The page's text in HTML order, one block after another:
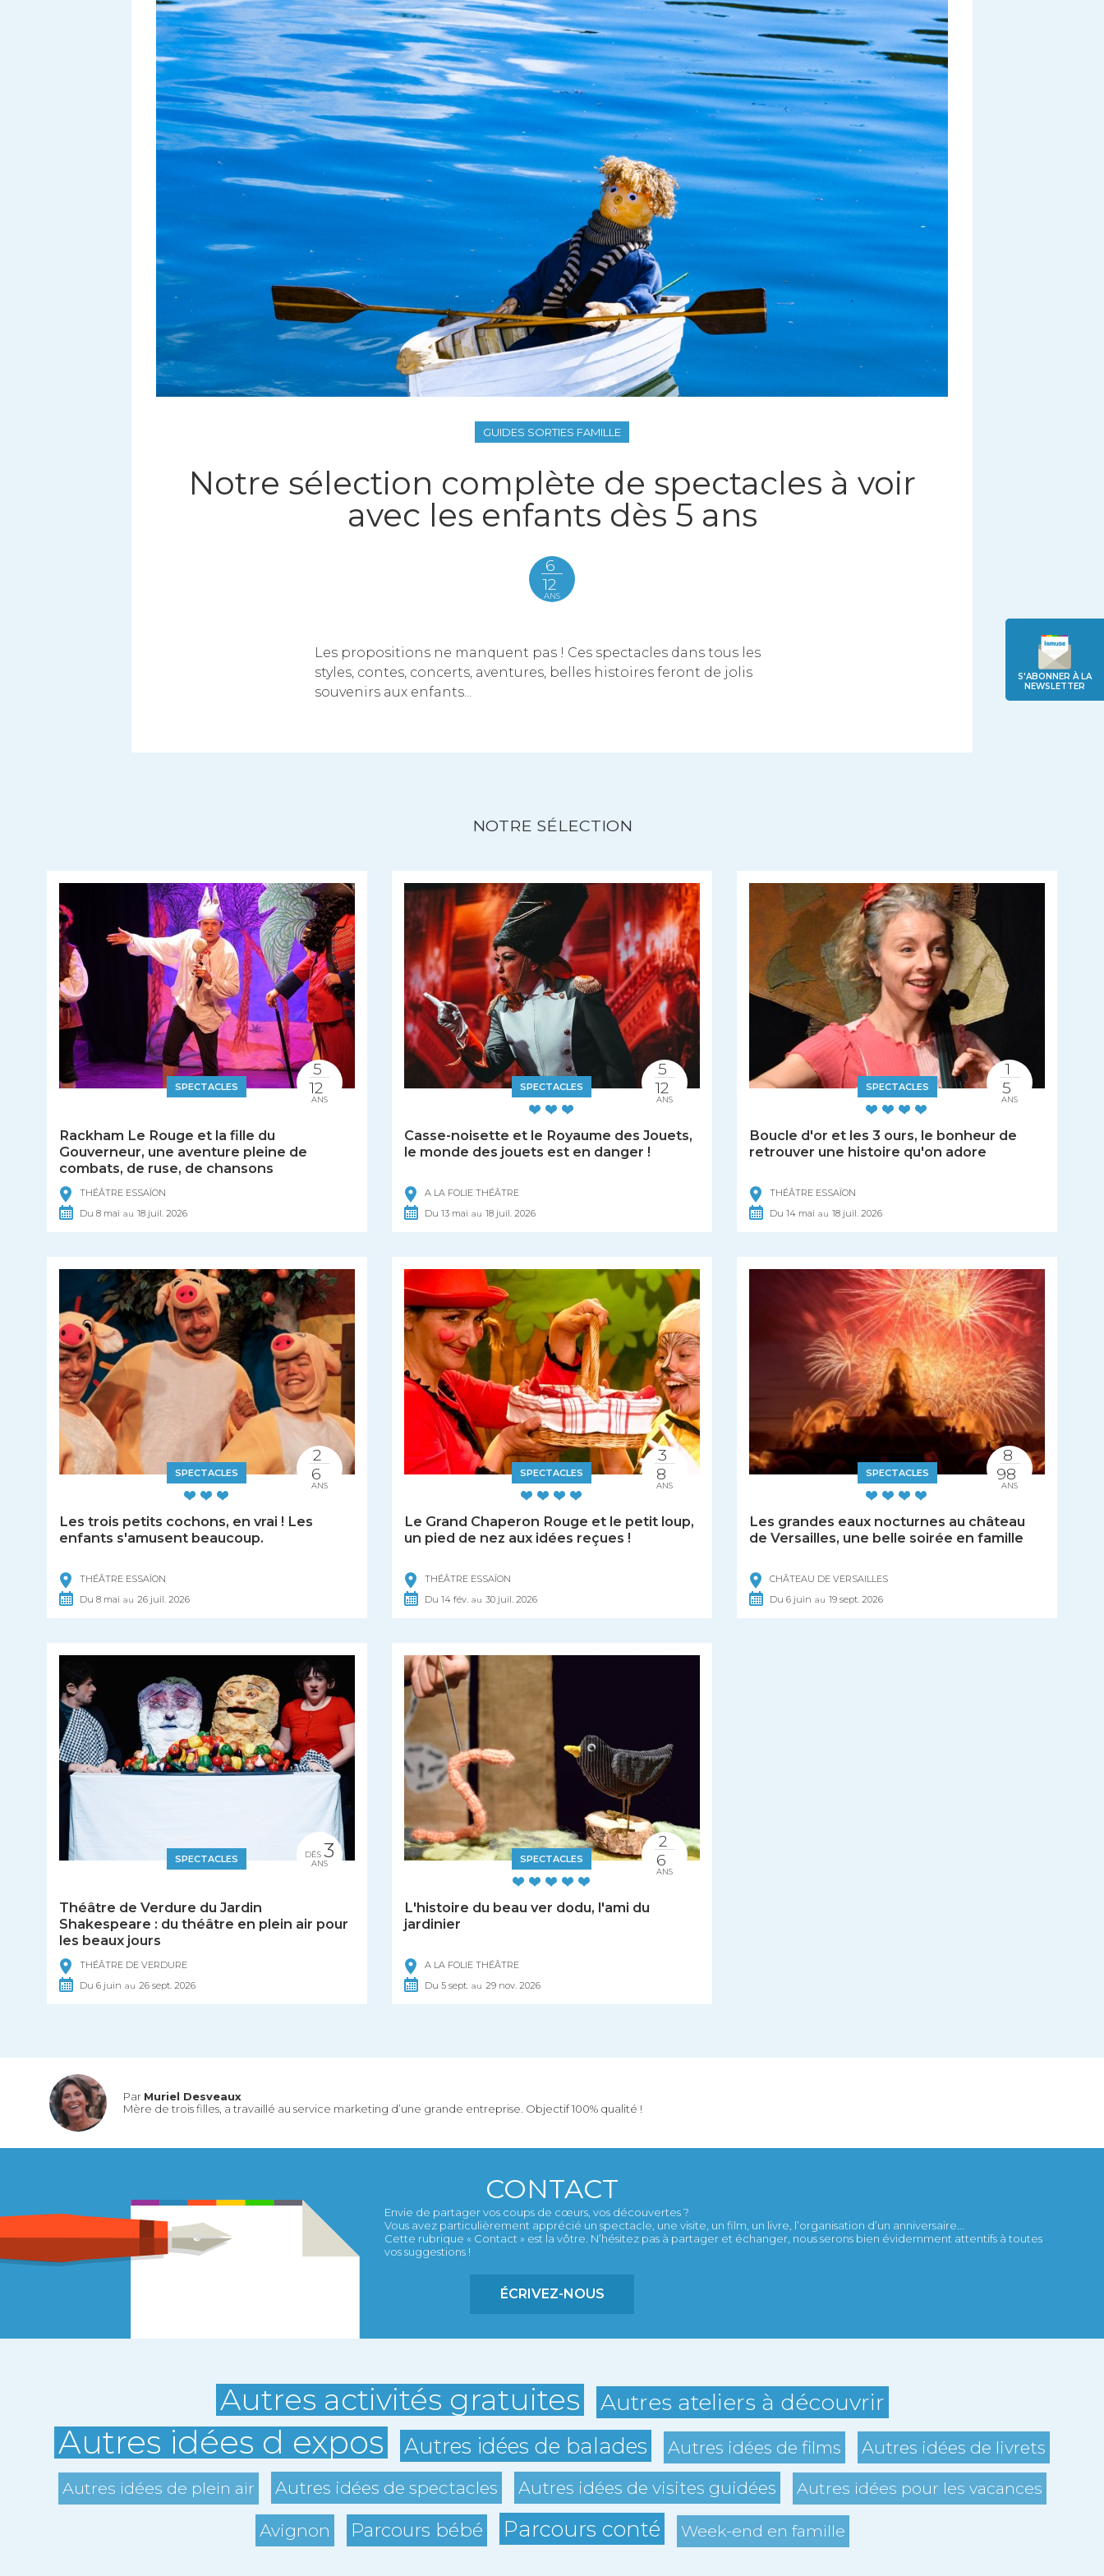
S'ABONNER À LA
NEWSLETTER
GUIDES SORTIES FAMILLE
Notre sélection complète de spectacles à voir
avec les enfants dès 5 ans
6
12
ANS
Les propositions ne manquent pas ! Ces spectacles dans tous les
styles, contes, concerts, aventures, belles histoires feront de jolis
souvenirs aux enfants...
NOTRE SÉLECTION
SPECTACLES
Rackham Le Rouge et la fille du
Gouverneur, une aventure pleine de
combats, de ruse, de chansons
THÉÂTRE ESSAÏON
Du 8 mai au 18 juil.2026
5
12
ANS
SPECTACLES
Casse-noisette et le Royaume des Jouets,
le monde des jouets est en danger !
A LA FOLIE THÉÂTRE
Du 13 mai au 18 juil.2026
5
12
ANS
SPECTACLES
Boucle d'or et les 3 ours, le bonheur de
retrouver une histoire qu'on adore
THÉÂTRE ESSAÏON
Du14 mai au 18 juil. 2026
1
5
ANS
SPECTACLES
Les trois petits cochons, en vrai ! Les
enfants s'amusent beaucoup.
THÉÂTRE ESSAÏON
Du 8 mai au 26 juil.2026
2
6
ANS
SPECTACLES
Le Grand Chaperon Rouge et le petit loup,
un pied de nez aux idées reçues !
THÉÂTRE ESSAÏON
Du 14 fév. au 30 juil.2026
3
8
ANS
SPECTACLES
Les grandes eaux nocturnes au château
de Versailles, une belle soirée en famille
CHÂTEAU DE VERSAILLES
Du6 juin au 19sept. 2026
8
98
ANS
SPECTACLES
Théâtre de Verdure du Jardin
Shakespeare : du théâtre en plein air pour
les beaux jours
THÉÂTRE DE VERDURE
Du 6 juin au 26 sept.2026
DÈS 3
ANS SPECTACLES
L'histoire du beau ver dodu, l'ami du
jardinier
A LA FOLIE THÉÂTRE
Du 5 sept. au 29 nov.2026
2
6
ANS
Par Muriel Desveaux
Mère de trois filles, a travaillé au service marketing d’une grande entreprise. Objectif 100% qualité !
CONTACT
Envie de partager vos coups de cœurs, vos découvertes ?
Vous avez particulièrement apprécié un spectacle, une visite, un film, un livre, l’organisation d’un anniversaire...
Cette rubrique « Contact » est la vôtre. N’hésitez pas à partager et échanger, nous serons bien évidemment attentifs à toutes
vos suggestions !
ÉCRIVEZ-NOUS
Autres activités gratuites Autres ateliers à découvrir
Autres idées d expos Autres idées de balades Autres idées de films Autres idées de livrets
Autres idées de plein air Autres idées de spectacles Autres idées de visites guidées Autres idées pour les vacances
Avignon Parcours bébé Parcours conté Week-end en famille